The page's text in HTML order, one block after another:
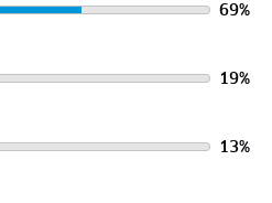
69%
19%
13%